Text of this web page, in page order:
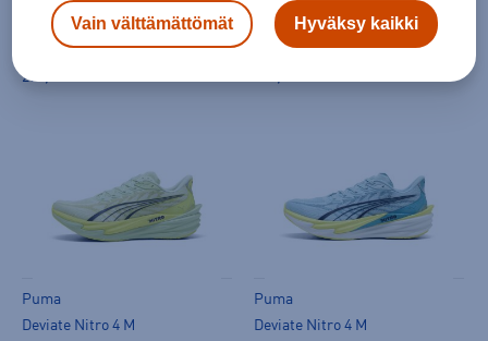
Deviate Nitro Elite 4 Rc W
270,00 €
Deviate Nitro 4 M
Puma
Deviate Nitro 4 M
Puma
Deviate Nitro 4 M
Vain välttämättömät Hyväksy kaikki